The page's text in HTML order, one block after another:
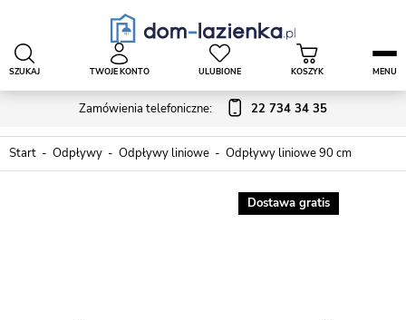
Zamówienia telefoniczne: 22 734 34 35
SZUKAJ TWOJE KONTO ULUBIONE KOSZYK MENU
Start Odpływy Odpływy liniowe Odpływy liniowe 90 cm
Dostawa gratis